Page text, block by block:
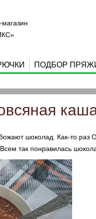
магазин
ПОДБОР
шоколад. Как-то раз
так понравилась